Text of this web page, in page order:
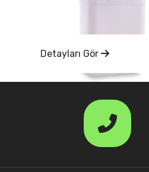
Detayları Gör